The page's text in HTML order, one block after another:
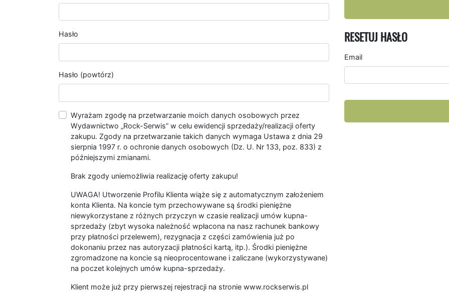
Hasło
Hasło (powtórz)
Wyrażam zgodę na przetwarzanie moich danych osobowych przez
Wydawnictwo „Rock-Serwis” w celu ewidencji sprzedaży/realizacji oferty
zakupu. Zgody na przetwarzanie takich danych wymaga Ustawa z dnia 29
sierpnia 1997 r. o ochronie danych osobowych (Dz. U. Nr 133, poz. 833) z
późniejszymi zmianami.
Brak zgody uniemożliwia realizację oferty zakupu!
UWAGA! Utworzenie Profilu Klienta wiąże się z automatycznym założeniem
konta Klienta. Na koncie tym przechowywane są środki pieniężne
niewykorzystane z różnych przyczyn w czasie realizacji umów kupna-
sprzedaży (zbyt wysoka należność wpłacona na nasz rachunek bankowy
przy płatności przelewem), rezygnacja z części zamówienia już po
dokonaniu przez nas autoryzacji płatności kartą, itp.). Środki pieniężne
zgromadzone na koncie są nieoprocentowane i zaliczane (wykorzystywane)
na poczet kolejnych umów kupna-sprzedaży.
Klient może już przy pierwszej rejestracji na stronie www.rockserwis.pl
RESETUJ HASŁO
Email